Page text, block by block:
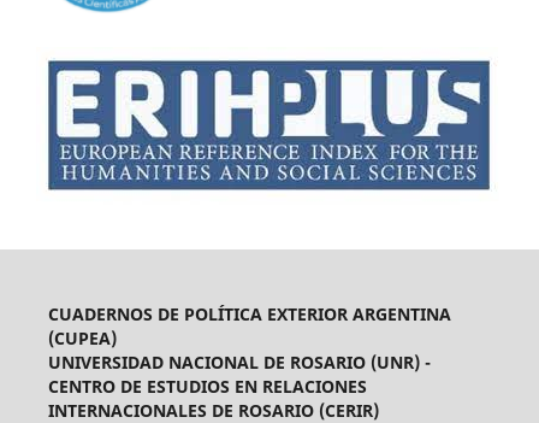
CUADERNOS DE POLÍTICA EXTERIOR ARGENTINA
(CUPEA)
UNIVERSIDAD NACIONAL DE ROSARIO (UNR) -
CENTRO DE ESTUDIOS EN RELACIONES
INTERNACIONALES DE ROSARIO (CERIR)